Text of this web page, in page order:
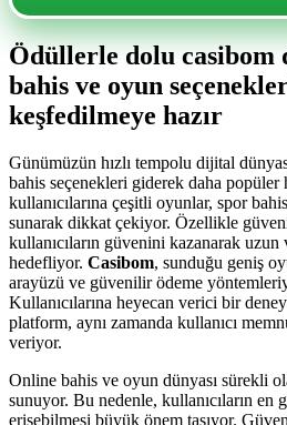
Ödüllerle dolu casibom
bahis ve oyun
keşfedilmeye hazır
Günümüzün hızlı tempolu dijital
bahis seçenekleri giderek daha
kullanıcılarına çeşitli oyunlar, spor
sunarak dikkat çekiyor. Özellikle
kullanıcıların güvenini kazanarak
hedefliyor. Casibom, sunduğu geniş
arayüzü ve güvenilir ödeme
Kullanıcılarına heyecan verici bir
platform, aynı zamanda kullanıcı
veriyor.
Online bahis ve oyun dünyası sürekli
sunuyor. Bu nedenle, kullanıcıların
erişebilmesi büyük önem taşıyor.